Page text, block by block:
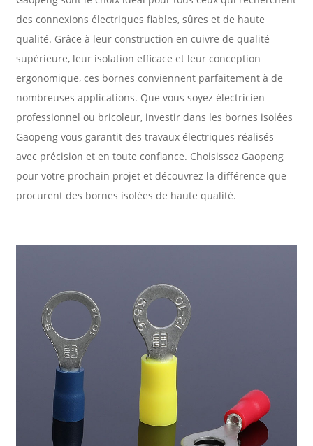
des connexions électriques fiables, sûres et de haute
qualité. Grâce à leur construction en cuivre de qualité
supérieure, leur isolation efficace et leur conception
ergonomique, ces bornes conviennent parfaitement à de
nombreuses applications. Que vous soyez électricien
professionnel ou bricoleur, investir dans les bornes isolées
Gaopeng vous garantit des travaux électriques réalisés
avec précision et en toute confiance. Choisissez Gaopeng
pour votre prochain projet et découvrez la différence que
procurent des bornes isolées de haute qualité.